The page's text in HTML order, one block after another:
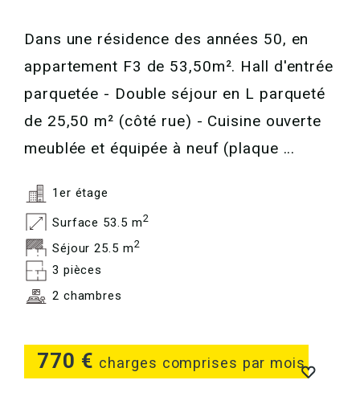
770 € charges comprises par mois
Dans une résidence des années 50, en
appartement F3 de 53,50m². Hall d'entrée
parquetée - Double séjour en L parqueté
de 25,50 m² (côté rue) - Cuisine ouverte
meublée et équipée à neuf (plaque ...
1er étage
Surface 53.5 m2
Séjour 25.5 m2
3 pièces
2 chambres